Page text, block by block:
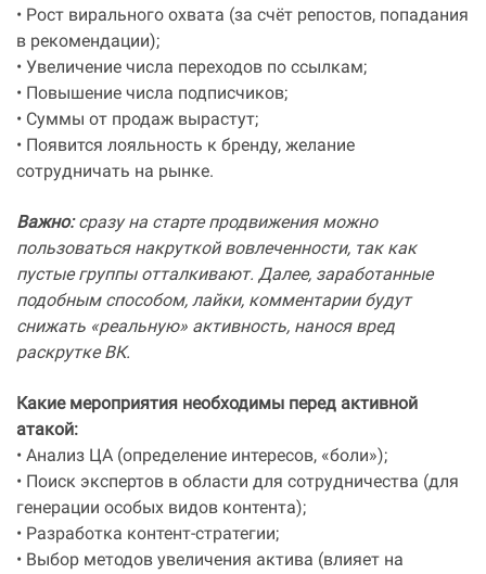
• Рост вирального охвата (за счёт репостов, попадания
в рекомендации);
• Увеличение числа переходов по ссылкам;
• Повышение числа подписчиков;
• Суммы от продаж вырастут;
• Появится лояльность к бренду, желание
сотрудничать на рынке.
Важно:сразу на старте продвижения можно
пользоваться накруткой вовлеченности, так как
пустые группы отталкивают. Далее, заработанные
подобным способом, лайки, комментарии будут
снижать «реальную» активность, нанося вред
раскрутке ВК.
Какие мероприятия необходимы перед активной
атакой:
• Анализ ЦА (определение интересов, «боли»);
• Поиск экспертов в области для сотрудничества (для
генерации особых видов контента);
• Разработка контент-стратегии;
• Выбор методов увеличения актива (влияет на